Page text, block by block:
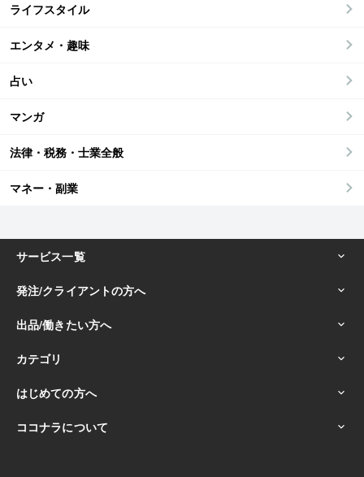
ライフスタイル
エンタメ・趣味
占い
マンガ
法律・税務・士業全般
マネー・副業